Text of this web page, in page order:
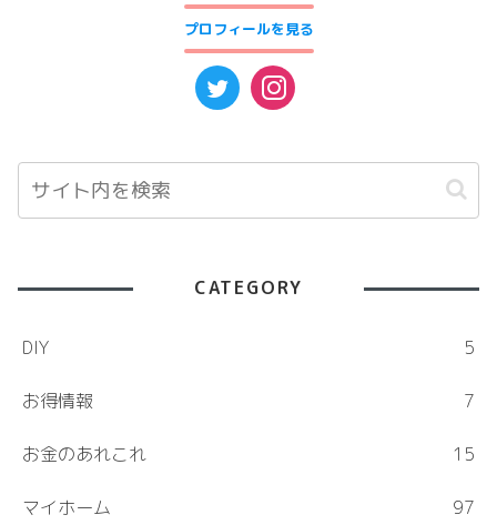
プロフィールを見る
CATEGORY
DIY 5
お得情報 7
お金のあれこれ 15
マイホーム 97